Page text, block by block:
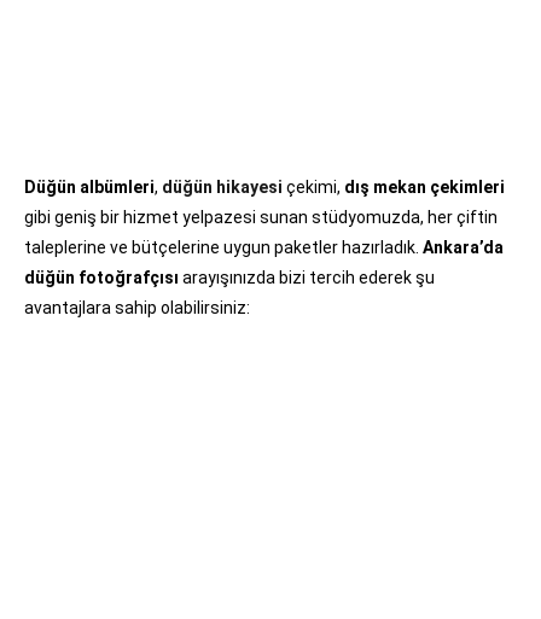
Düğün albümleri, düğün hikayesi çekimi, dış mekan çekimleri
gibi geniş bir hizmet yelpazesi sunan stüdyomuzda, her çiftin
taleplerine ve bütçelerine uygun paketler hazırladık. Ankara’da
düğün fotoğrafçısı arayışınızda bizi tercih ederek şu
avantajlara sahip olabilirsiniz: